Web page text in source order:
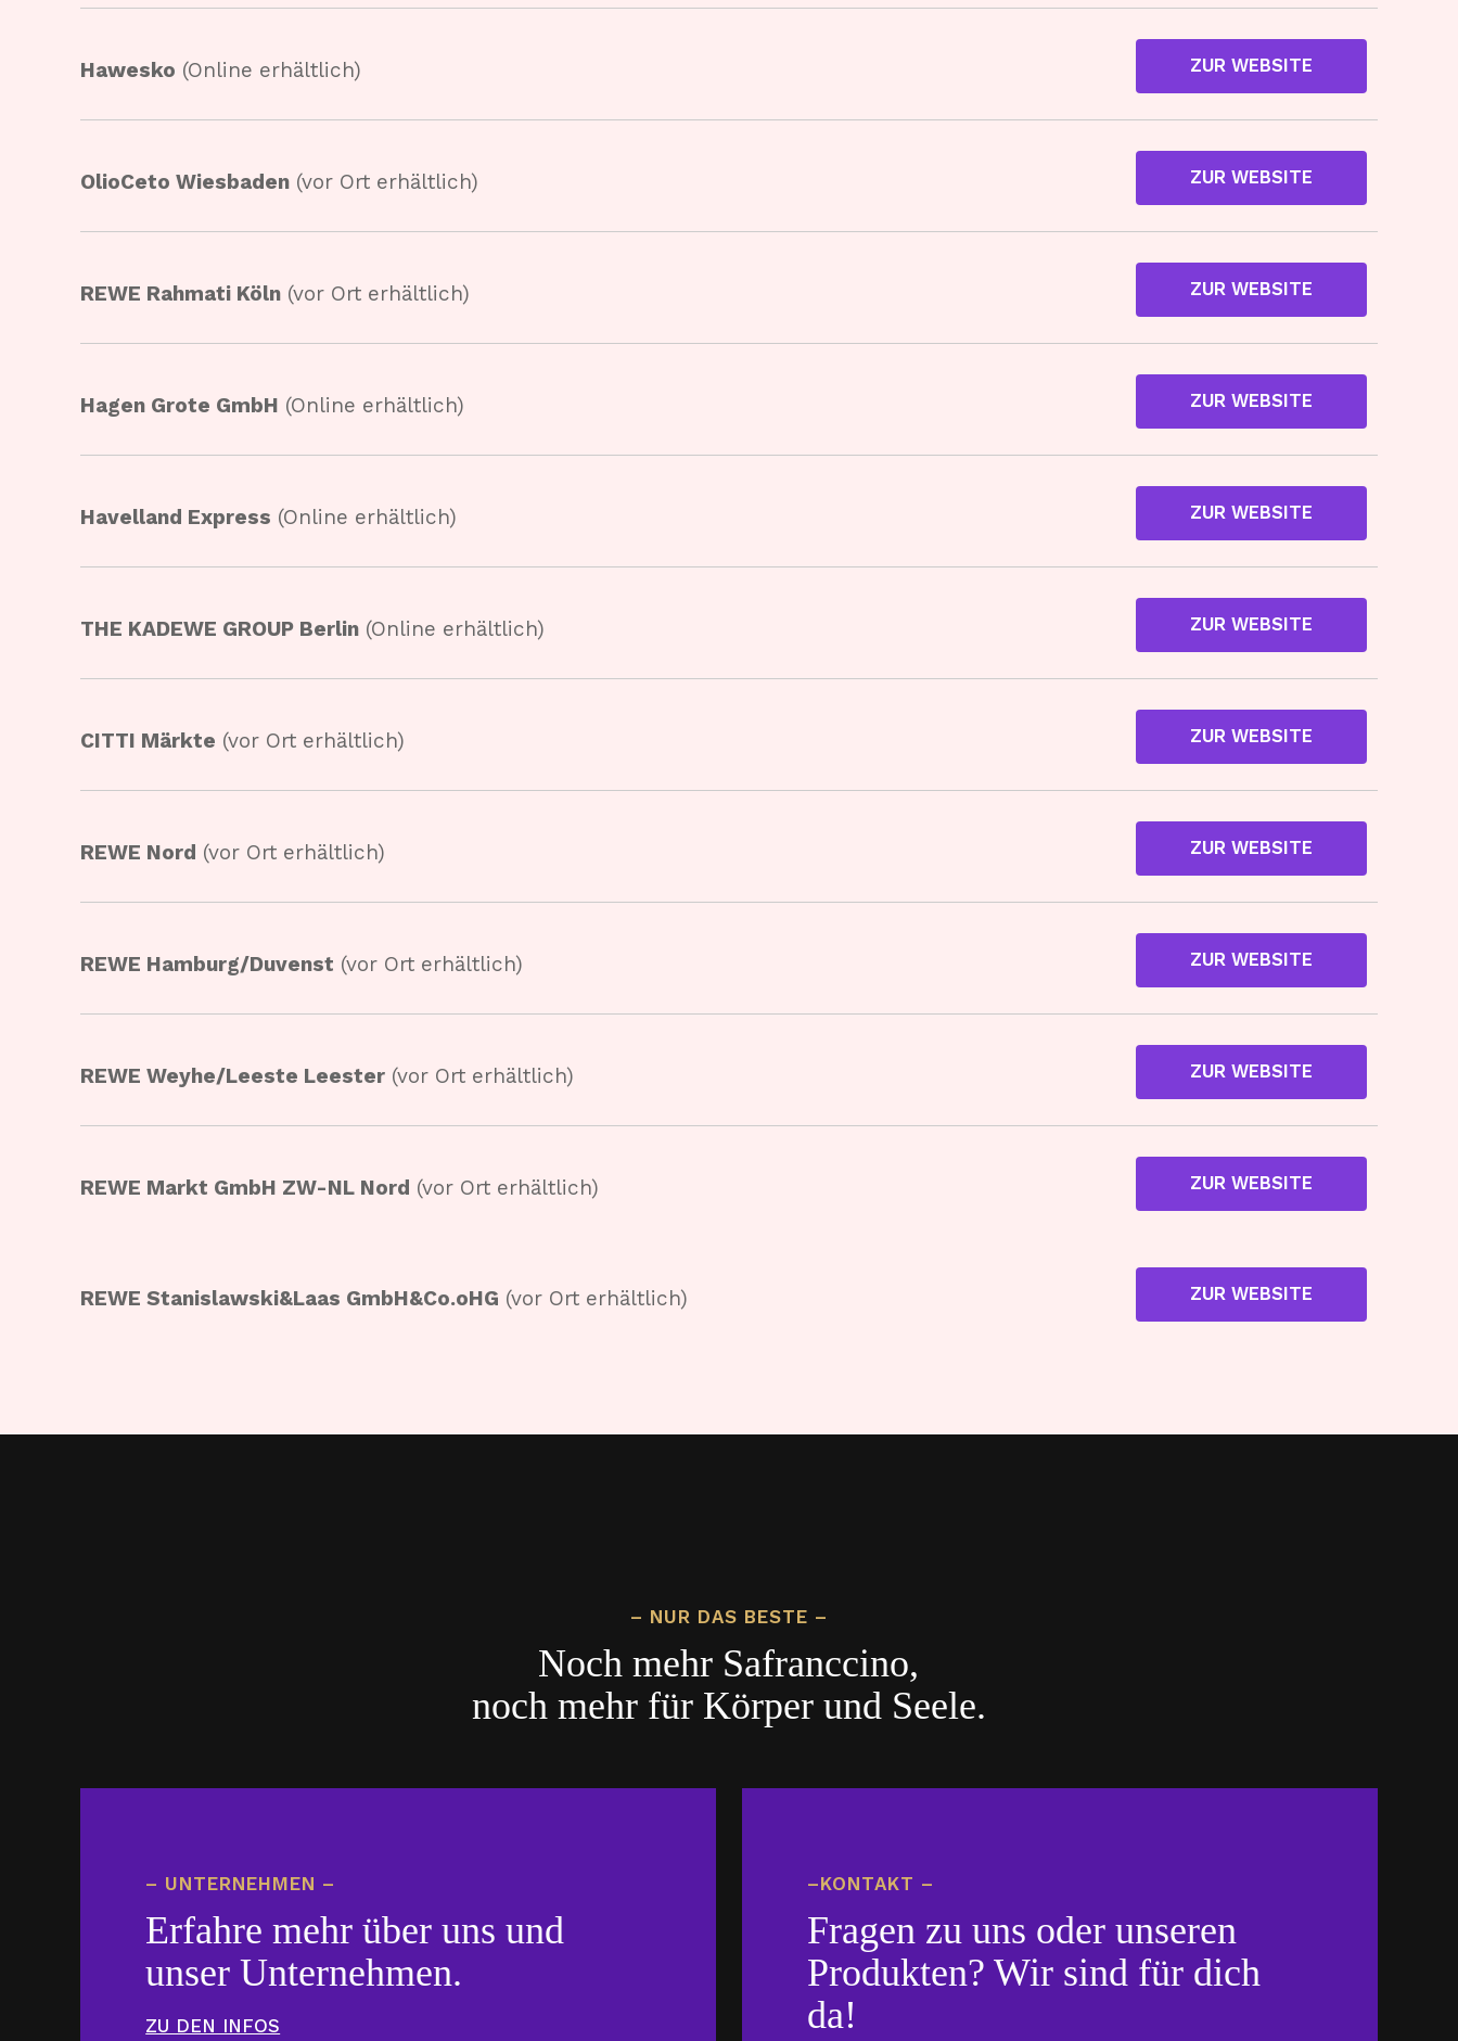
Hawesko (Online erhältlich) ZUR WEBSITE
OlioCeto Wiesbaden (vor Ort erhältlich) ZUR WEBSITE
REWE Rahmati Köln (vor Ort erhältlich) ZUR WEBSITE
Hagen Grote GmbH (Online erhältlich) ZUR WEBSITE
Havelland Express (Online erhältlich) ZUR WEBSITE
THE KADEWE GROUP Berlin (Online erhältlich) ZUR WEBSITE
CITTI Märkte (vor Ort erhältlich) ZUR WEBSITE
REWE Nord (vor Ort erhältlich) ZUR WEBSITE
REWE Hamburg/Duvenst (vor Ort erhältlich) ZUR WEBSITE
REWE Weyhe/Leeste Leester (vor Ort erhältlich) ZUR WEBSITE
REWE Markt GmbH ZW-NL Nord (vor Ort erhältlich) ZUR WEBSITE
REWE Stanislawski&Laas GmbH&Co.oHG (vor Ort erhältlich) ZUR WEBSITE
– NUR DAS BESTE –
Noch mehr Safranccino,
noch mehr für Körper und Seele.
– UNTERNEHMEN –
Erfahre mehr über uns und
unser Unternehmen.
ZU DEN INFOS
–KONTAKT –
Fragen zu uns oder unseren
Produkten? Wir sind für dich
da!